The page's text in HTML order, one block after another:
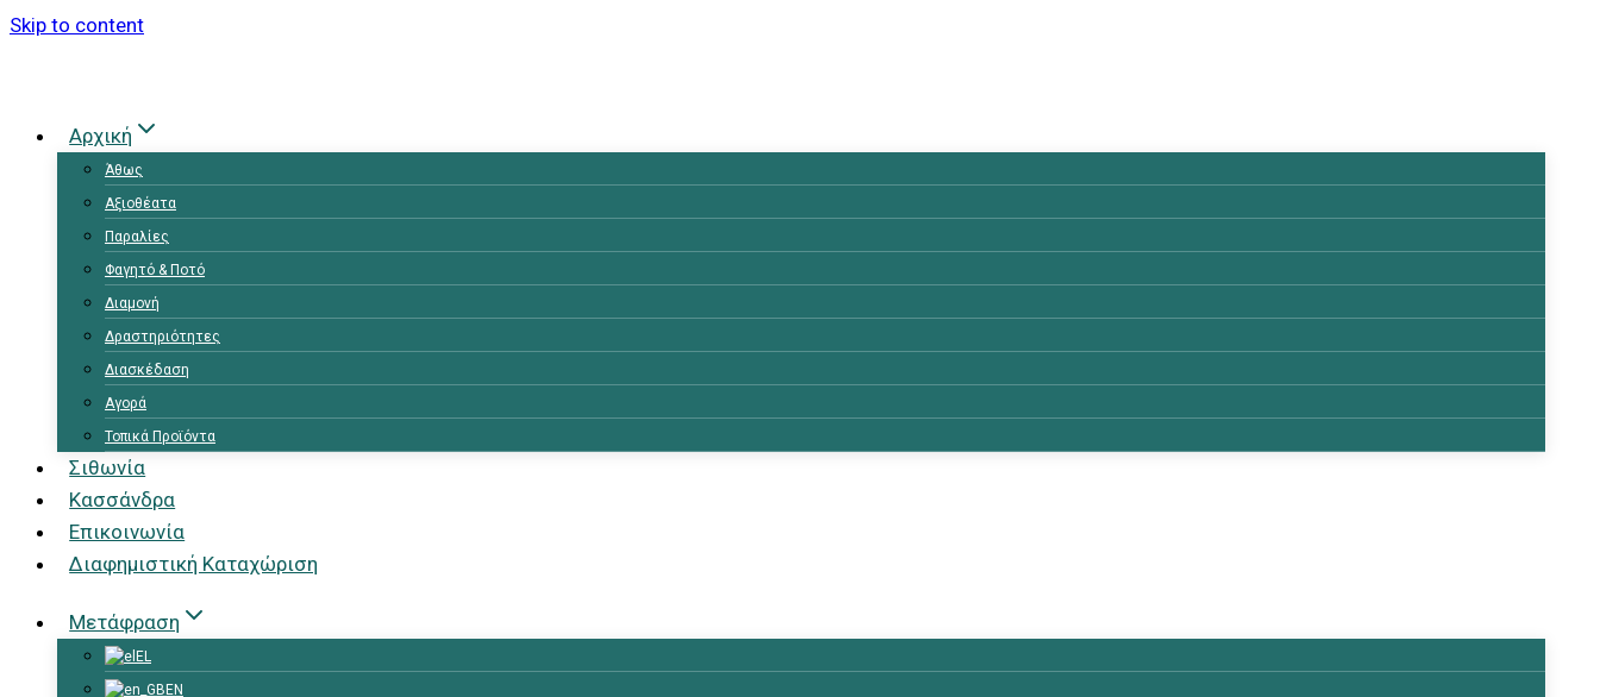
Skip to content
Αρχική
Άθως
Αξιοθέατα
Παραλίες
Φαγητό & Ποτό
Διαμονή
Δραστηριότητες
Διασκέδαση
Αγορά
Τοπικά Προϊόντα
Σιθωνία
Κασσάνδρα
Επικοινωνία
Διαφημιστική Καταχώριση
Μετάφραση
EL
EN